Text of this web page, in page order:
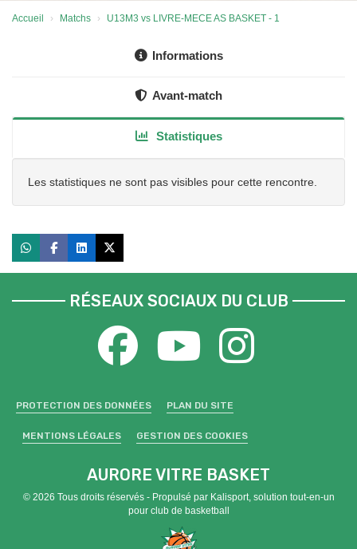
Accueil Matchs U13M3 vs LIVRE-MECE AS BASKET - 1
Informations
Avant-match
Statistiques
Les statistiques ne sont pas visibles pour cette rencontre.
RÉSEAUX SOCIAUX DU CLUB
PROTECTION DES DONNÉES PLAN DU SITE
MENTIONS LÉGALES GESTION DES COOKIES
AURORE VITRE BASKET
© 2026 Tous droits réservés - Propulsé par Kalisport, solution tout-en-un
pour club de basketball